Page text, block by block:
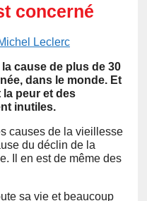
concerné
Leclerc
cause de plus de 30
dans le monde. Et
peur et des
inutiles.
causes de la vieillesse
du déclin de la
Il en est de même des
sa vie et beaucoup